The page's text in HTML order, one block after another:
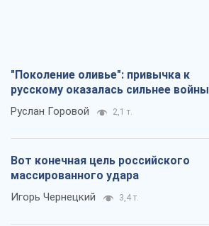
"Поколение оливье": привычка к
русскому оказалась сильнее войны
Руслан Горовой 2,1 т.
Вот конечная цель российского
массированного удара
Игорь Чернецкий 3,4 т.